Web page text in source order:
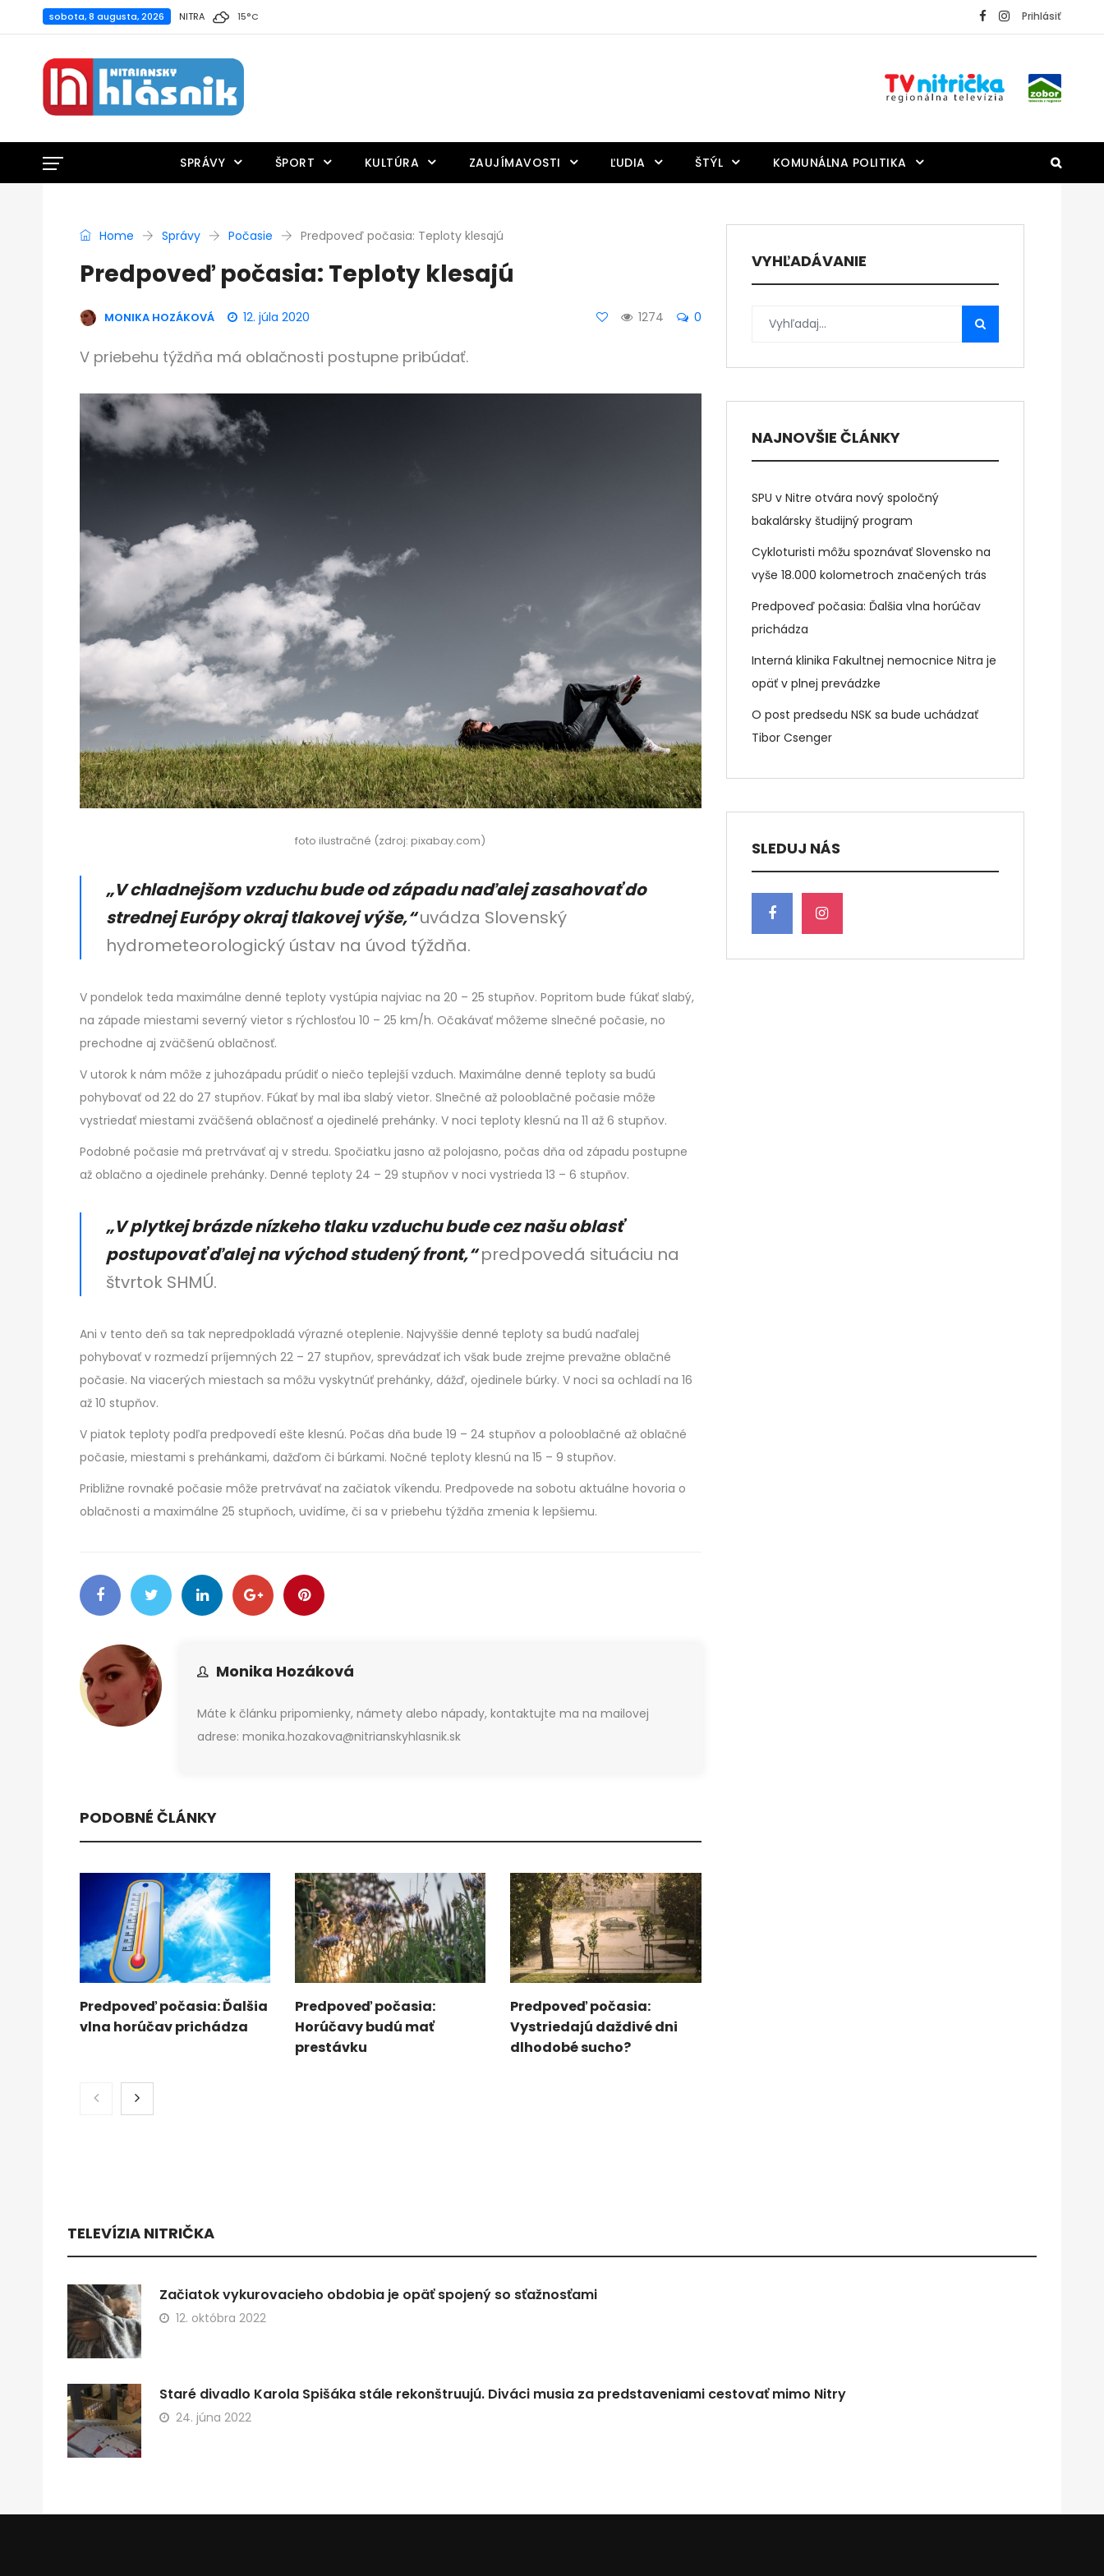
sobota, 8 augusta, 2026 NITRA 15°C Prihlásiť
SPRÁVY ŠPORT KULTÚRA ZAUJÍMAVOSTI ĽUDIA ŠTÝL KOMUNÁLNA POLITIKA
Home Správy Počasie Predpoveď počasia: Teploty klesajú
Predpoveď počasia: Teploty klesajú
MONIKA HOZÁKOVÁ 12. júla 2020 1274 0
V priebehu týždňa má oblačnosti postupne pribúdať.
foto ilustračné (zdroj: pixabay.com)
„V chladnejšom vzduchu bude od západu naďalej zasahovať do
strednej Európy okraj tlakovej výše,“uvádza Slovenský
hydrometeorologický ústav na úvod týždňa.
V pondelok teda maximálne denné teploty vystúpia najviac na 20 – 25 stupňov. Popritom bude fúkať slabý,
na západe miestami severný vietor s rýchlosťou 10 – 25 km/h. Očakávať môžeme slnečné počasie, no
prechodne aj zväčšenú oblačnosť.
V utorok k nám môže z juhozápadu prúdiť o niečo teplejší vzduch. Maximálne denné teploty sa budú
pohybovať od 22 do 27 stupňov. Fúkať by mal iba slabý vietor. Slnečné až polooblačné počasie môže
vystriedať miestami zväčšená oblačnosť a ojedinelé prehánky. V noci teploty klesnú na 11 až 6 stupňov.
Podobné počasie má pretrvávať aj v stredu. Spočiatku jasno až polojasno, počas dňa od západu postupne
až oblačno a ojedinele prehánky. Denné teploty 24 – 29 stupňov v noci vystrieda 13 – 6 stupňov.
„V plytkej brázde nízkeho tlaku vzduchu bude cez našu oblasť
postupovať ďalej na východ studený front,“predpovedá situáciu na
štvrtok SHMÚ.
Ani v tento deň sa tak nepredpokladá výrazné oteplenie. Najvyššie denné teploty sa budú naďalej
pohybovať v rozmedzí príjemných 22 – 27 stupňov, sprevádzať ich však bude zrejme prevažne oblačné
počasie. Na viacerých miestach sa môžu vyskytnúť prehánky, dážď, ojedinele búrky. V noci sa ochladí na 16
až 10 stupňov.
V piatok teploty podľa predpovedí ešte klesnú. Počas dňa bude 19 – 24 stupňov a polooblačné až oblačné
počasie, miestami s prehánkami, dažďom či búrkami. Nočné teploty klesnú na 15 – 9 stupňov.
Približne rovnaké počasie môže pretrvávať na začiatok víkendu. Predpovede na sobotu aktuálne hovoria o
oblačnosti a maximálne 25 stupňoch, uvidíme, či sa v priebehu týždňa zmenia k lepšiemu.
Monika Hozáková
Máte k článku pripomienky, námety alebo nápady, kontaktujte ma na mailovej
adrese: monika.hozakova@nitrianskyhlasnik.sk
PODOBNÉ ČLÁNKY
Predpoveď počasia: Ďalšia
vlna horúčav prichádza
Predpoveď počasia:
Horúčavy budú mať
prestávku
Predpoveď počasia:
Vystriedajú daždivé dni
dlhodobé sucho?
VYHĽADÁVANIE
NAJNOVŠIE ČLÁNKY
SPU v Nitre otvára nový spoločný
bakalársky študijný program
Cykloturisti môžu spoznávať Slovensko na
vyše 18.000 kolometroch značených trás
Predpoveď počasia: Ďalšia vlna horúčav
prichádza
Interná klinika Fakultnej nemocnice Nitra je
opäť v plnej prevádzke
O post predsedu NSK sa bude uchádzať
Tibor Csenger
SLEDUJ NÁS
TELEVÍZIA NITRIČKA
Začiatok vykurovacieho obdobia je opäť spojený so sťažnosťami
12. októbra 2022
Staré divadlo Karola Spišáka stále rekonštruujú. Diváci musia za predstaveniami cestovať mimo Nitry
24. júna 2022